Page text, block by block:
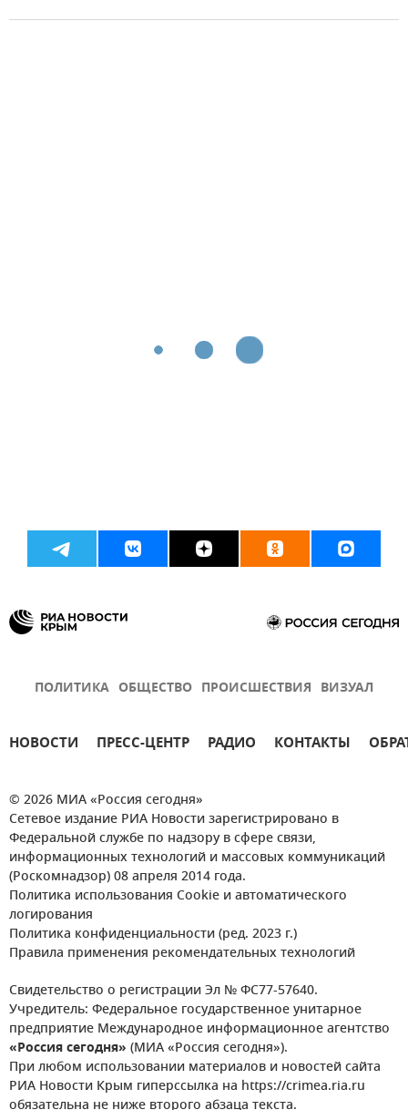
ПОЛИТИКА ОБЩЕСТВО ПРОИСШЕСТВИЯ ВИЗУАЛ
НОВОСТИ ПРЕСС-ЦЕНТР РАДИО КОНТАКТЫ
© 2026 МИА «Россия сегодня»
Сетевое издание РИА Новости зарегистрировано в
Федеральной службе по надзору в сфере связи,
информационных технологий и массовых коммуникаций
(Роскомнадзор) 08 апреля 2014 года.
Политика использования Cookie и автоматического
логирования
Политика конфиденциальности (ред. 2023 г.)
Правила применения рекомендательных технологий
Свидетельство о регистрации Эл № ФС77-57640.
Учредитель: Федеральное государственное унитарное
предприятие Международное информационное агентство
«Россия сегодня» (МИА «Россия сегодня»).
При любом использовании материалов и новостей сайта
РИА Новости Крым гиперссылка на https://crimea.ria.ru